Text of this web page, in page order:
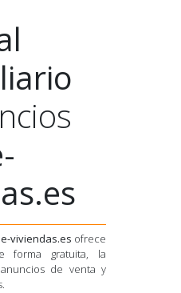
viviendas.es ofrece
forma gratuita, la
de venta y